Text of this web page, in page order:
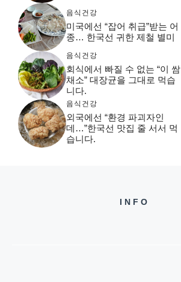
음식건강
미국에선 “잡어 취급”받는 어
종… 한국선 귀한 제철 별미
음식건강
회식에서 빠질 수 없는 “이 쌈
채소” 대장균을 그대로 먹습
니다.
음식건강
외국에선 “환경 파괴자인
데…”한국선 맛집 줄 서서 먹
습니다.
INFO